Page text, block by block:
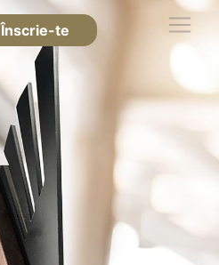
Înscrie-te